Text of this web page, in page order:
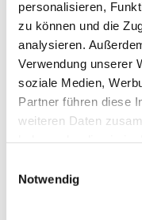
personalisieren,
zu können und die
analysieren.
Verwendung unserer
soziale Medien,
Partner führen diese
weiteren Daten
Notwendig
fulda.de
Montag
Donnerstag